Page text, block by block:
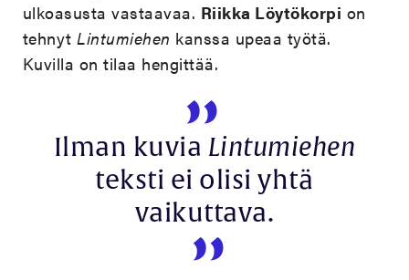
ulkoasusta vastaavaa. Riikka Löytökorpi on
tehnytLintumiehen kanssa upeaa työtä.
Kuvilla on tilaa hengittää.
Ilman kuvia Lintumiehen
teksti ei olisi yhtä
vaikuttava.